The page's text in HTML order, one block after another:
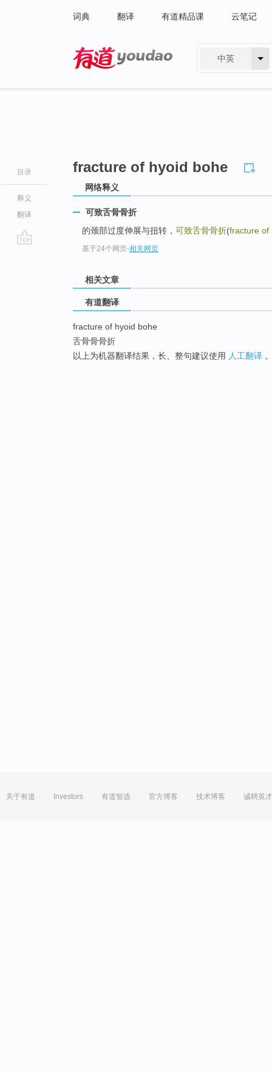
词典 翻译 有道精品课 云笔记
中英
目录
释义
翻译
fracture of hyoid bohe
网络释义
可致舌骨骨折
的颈部过度伸展与扭转， 可致舌骨骨折(fracture of
基于24个网页-相关网页
相关文章
有道翻译
fracture of hyoid bohe
舌骨骨骨折
以上为机器翻译结果，长、整句建议使用 人工翻译
关于有道 Investors 有道智选 官方博客 技术博客 诚聘英才